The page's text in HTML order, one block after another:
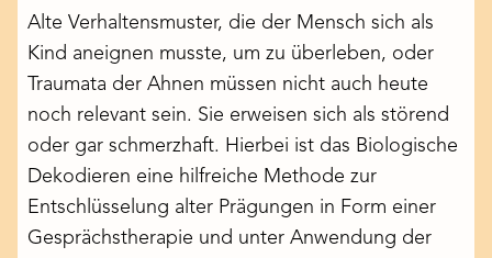
Alte Verhaltensmuster, die der Mensch sich als
Kind aneignen musste, um zu überleben, oder
Traumata der Ahnen müssen nicht auch heute
noch relevant sein. Sie erweisen sich als störend
oder gar schmerzhaft. Hierbei ist das Biologische
Dekodieren eine hilfreiche Methode zur
Entschlüsselung alter Prägungen in Form einer
Gesprächstherapie und unter Anwendung der